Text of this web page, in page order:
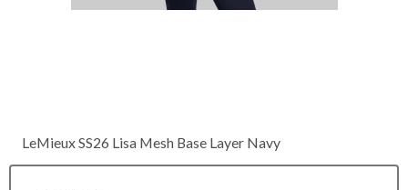
LeMieux SS26 Lisa Mesh Base Layer Navy